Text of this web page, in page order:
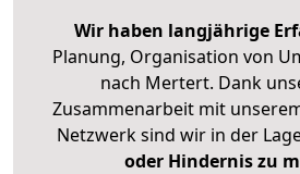
Wir haben langjährige
Planung, Organisation von
nach Mertert. Dank
Zusammenarbeit mit
Netzwerk sind wir in der
oder Hindernis zu